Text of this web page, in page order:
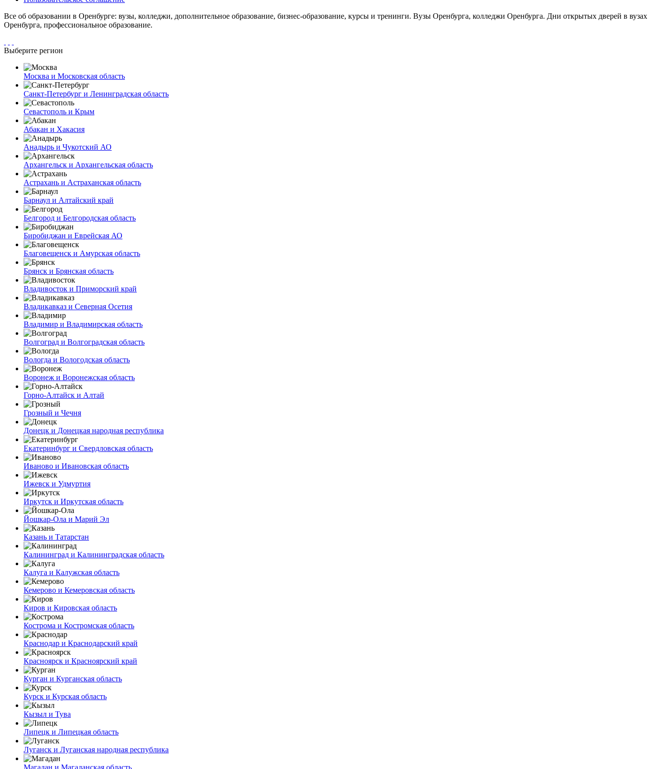
Все об образовании в Оренбурге: вузы, колледжи, дополнительное образование, бизнес-образование, курсы и тренинги. Вузы Оренбурга, колледжи Оренбурга. Дни открытых дверей в вузах
Оренбурга, профессиональное образование.
Выберите регион
Москва и Московская область
Санкт-Петербург и Ленинградская область
Севастополь и Крым
Абакан и Хакасия
Анадырь и Чукотский АО
Архангельск и Архангельская область
Астрахань и Астраханская область
Барнаул и Алтайский край
Белгород и Белгородская область
Биробиджан и Еврейская АО
Благовещенск и Амурская область
Брянск и Брянская область
Владивосток и Приморский край
Владикавказ и Северная Осетия
Владимир и Владимирская область
Волгоград и Волгоградская область
Вологда и Вологодская область
Воронеж и Воронежская область
Горно-Алтайск и Алтай
Грозный и Чечня
Донецк и Донецкая народная республика
Екатеринбург и Свердловская область
Иваново и Ивановская область
Ижевск и Удмуртия
Иркутск и Иркутская область
Йошкар-Ола и Марий Эл
Казань и Татарстан
Калининград и Калининградская область
Калуга и Калужская область
Кемерово и Кемеровская область
Киров и Кировская область
Кострома и Костромская область
Краснодар и Краснодарский край
Красноярск и Красноярский край
Курган и Курганская область
Курск и Курская область
Кызыл и Тува
Липецк и Липецкая область
Луганск и Луганская народная республика
Магадан и Магаданская область